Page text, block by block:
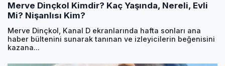
Merve Dinçkol Kimdir? Kaç Yaşında, Nereli, Evli
Mi? Nişanlısı Kim?
Merve Dinçkol, Kanal D ekranlarında hafta sonları ana
haber bültenini sunarak tanınan ve izleyicilerin beğenisini
kazana...